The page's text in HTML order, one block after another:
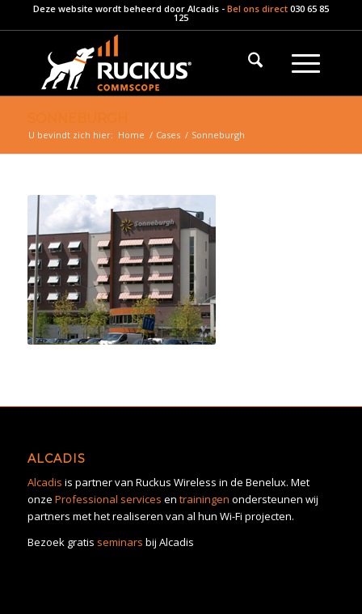
Deze website wordt beheerd door Alcadis- Bel ons direct 030 65 85
125
U bevindt zich hier: Home / Cases / Sonneburgh
ALCADIS
Alcadis is partner van Ruckus Wireless in de Benelux. Met
onze Professional services en trainingen ondersteunen wij
partners met het realiseren van al hun Wi-Fi projecten.
Bezoek gratis seminars bij Alcadis